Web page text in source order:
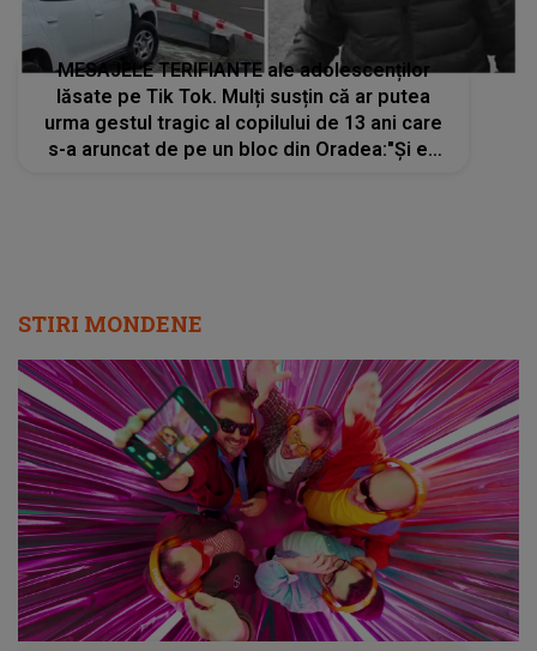
MESAJELE TERIFIANTE ale adolescenților
lăsate pe Tik Tok. Mulți susțin că ar putea
urma gestul tragic al copilului de 13 ani care
s-a aruncat de pe un bloc din Oradea:"Și eu
STIRI MONDENE